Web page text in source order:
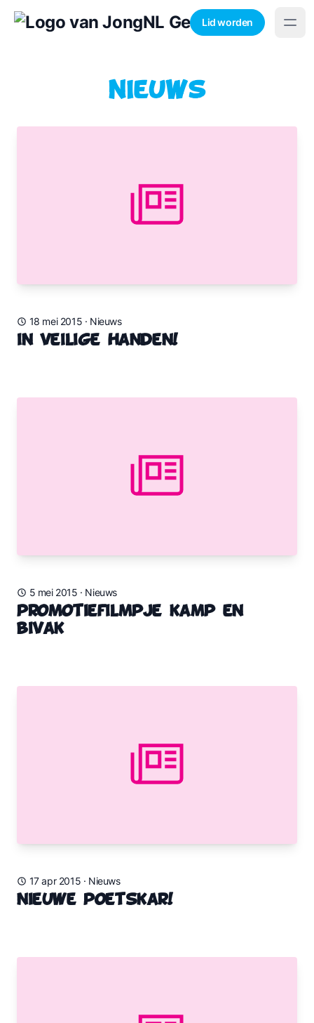
Lid worden
Nieuws
18 mei 2015 · Nieuws
In veilige handen!
5 mei 2015 · Nieuws
Promotiefilmpje Kamp en
Bivak
17 apr 2015 · Nieuws
Nieuwe poetskar!